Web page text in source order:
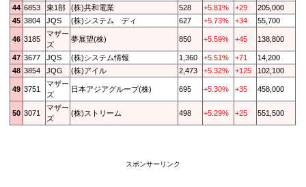
44 6853 東1部 (株)共和電業 528 +5.81% +29
205,000
45 3804 JQS (株)システム ディ 627 +5.73% +34 55,700
46 3185
マザー
ズ
夢展望(株) 850 +5.59% +45 138,800
47 3677 JQS (株)システム情報 1,360 +5.51% +71
14,200
48 3854 JQG (株)アイル 2,473 +5.32% +125 102,100
49 3751
マザー
ズ
日本アジアグループ(株) 695 +5.30% +35 458,000
50 3071
マザー
ズ
(株)ストリーム 498 +5.29% +25 551,500
スポンサーリンク